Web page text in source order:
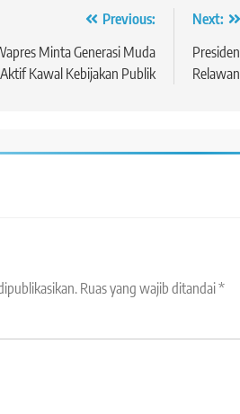
Previous:
Minta Generasi Muda
Kawal Kebijakan Publik
Next:
Ruas yang wajib ditandai*